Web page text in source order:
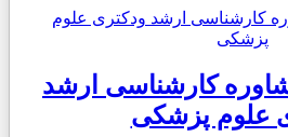
کارشناسی ارشد
علوم پزشکی